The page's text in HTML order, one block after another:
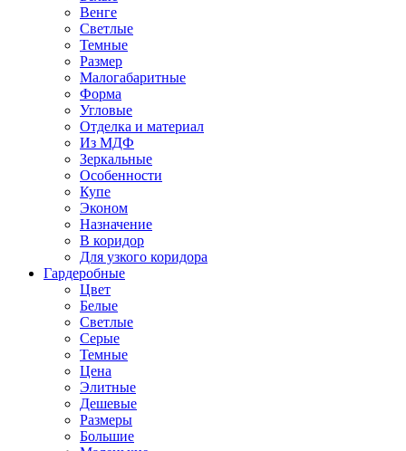
Венге
Светлые
Темные
Размер
Малогабаритные
Форма
Угловые
Отделка и материал
Из МДФ
Зеркальные
Особенности
Купе
Эконом
Назначение
В коридор
Для узкого коридора
Гардеробные
Цвет
Белые
Светлые
Серые
Темные
Цена
Элитные
Дешевые
Размеры
Большие